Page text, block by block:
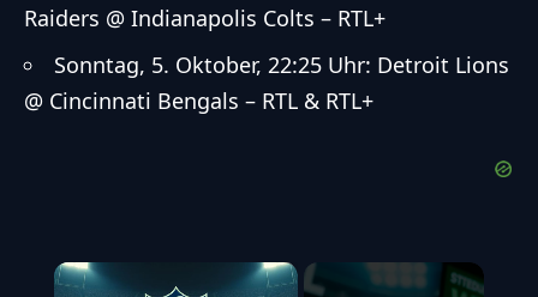
Raiders @ Indianapolis Colts – RTL+
Sonntag, 5. Oktober, 22:25 Uhr: Detroit Lions
@ Cincinnati Bengals – RTL & RTL+
×